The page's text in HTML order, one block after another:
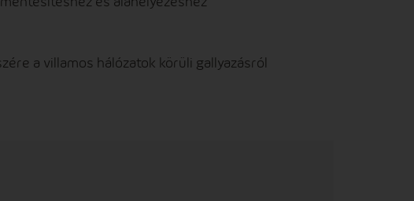
a villamos hálózatok körüli gallyazásról